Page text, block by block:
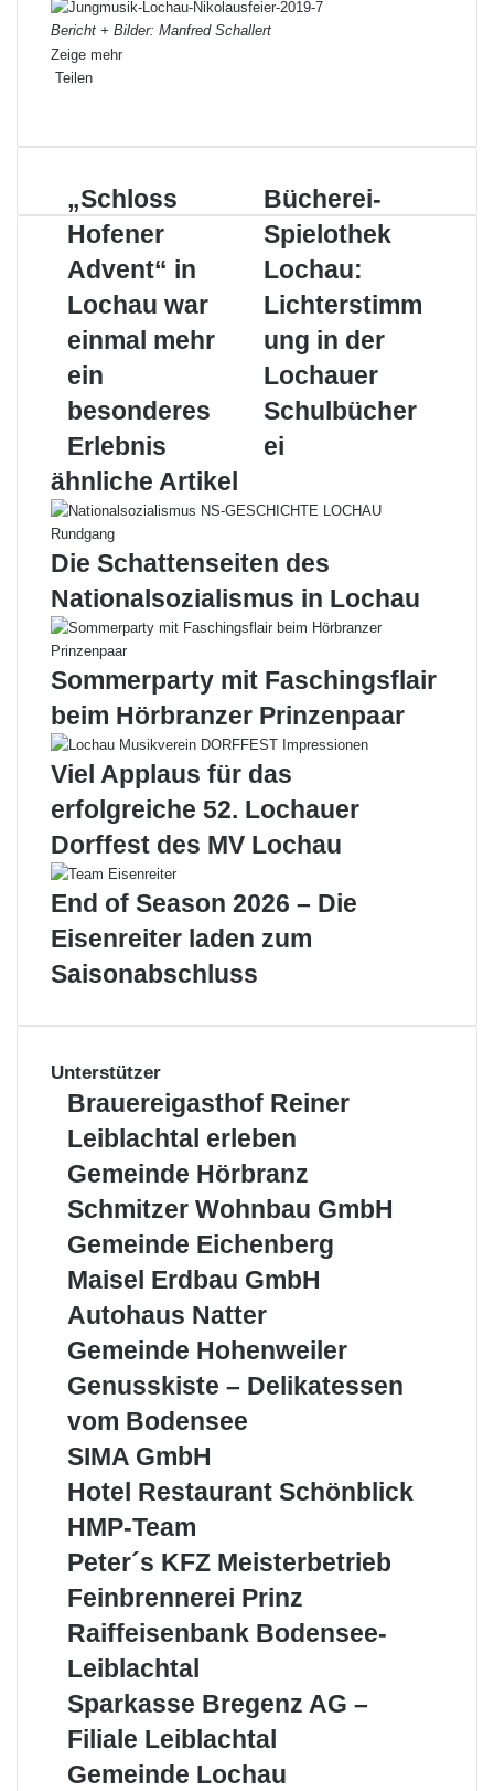
Bericht + Bilder: Manfred Schallert
Zeige mehr
Teilen
E-
„Schloss
Hofener
Advent“
in
war
einmal
mehr
ein
besonderes
Erlebnis
„Schloss
Hofener
Advent“ in
Lochau war
einmal mehr
ein
besonderes
Erlebnis
Bücherei-
Spielothek
Lochau:
Lichterstimmung
der
Lochauer
Schulbücherei
Bücherei-
Spielothek
Lochau:
Lichterstimm
ung in der
Lochauer
Schulbücher
ei
ähnliche Artikel
Die Schattenseiten des
Nationalsozialismus in Lochau
Sommerparty mit Faschingsflair
beim Hörbranzer Prinzenpaar
Viel Applaus für das
erfolgreiche 52. Lochauer
Dorffest des MV Lochau
End of Season 2026 – Die
Eisenreiter laden zum
Saisonabschluss
Unterstützer
Brauereigasthof
Brauereigasthof Reiner
Leiblachtal
Leiblachtal erleben
Gemeinde
Gemeinde Hörbranz
Schmitzer
GmbH
Schmitzer Wohnbau GmbH
Gemeinde
Gemeinde Eichenberg
Maisel
GmbH
Maisel Erdbau GmbH
Autohaus
Autohaus Natter
Gemeinde
Gemeinde Hohenweiler
Genusskiste
Delikatessen
vom
Genusskiste – Delikatessen
vom Bodensee
SIMA
SIMA GmbH
Hotel
Schönblick
Hotel Restaurant Schönblick
HMP-
HMP-Team
Peter
KFZ
Meisterbetrieb
Peter´s KFZ Meisterbetrieb
Feinbrennerei
Feinbrennerei Prinz
Raiffeisenbank
Leiblachtal
Raiffeisenbank Bodensee-
Leiblachtal
Sparkasse
Bregenz
AG
–
Sparkasse Bregenz AG –
Filiale Leiblachtal
Gemeinde
Gemeinde Lochau